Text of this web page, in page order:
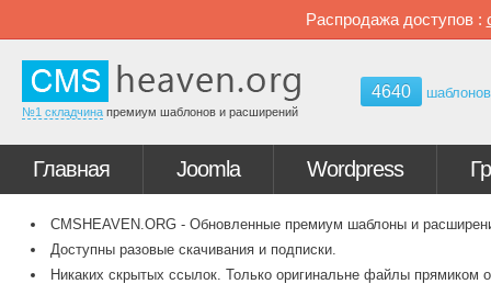
Распродажа доступов :
№1 складчина премиум шаблонов и расширений
4640 шаблонов
Главная Joomla Wordpress
CMSHEAVEN.ORG - Обновленные премиум шаблоны и
Доступны разовые скачивания и подписки.
Никаких скрытых ссылок. Только оригинальне файлы прямиком